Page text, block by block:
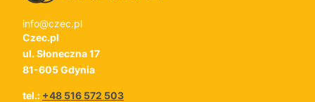
info@czec.pl
Czec.pl
ul. Słoneczna 17
81-605 Gdynia
tel.: +48 516 572 503